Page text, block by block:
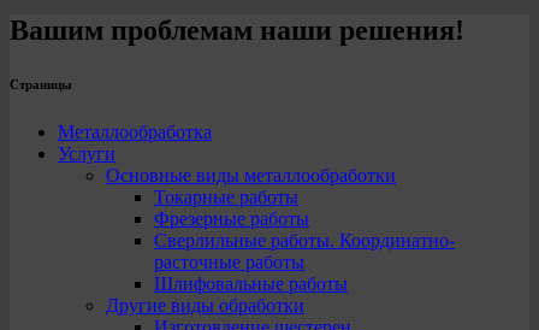
Вашим проблемам наши решения!
Страницы
Металлообработка
Услуги
Основные виды металлообработки
Токарные работы
Фрезерные работы
Сверлильные работы. Координатно-
расточные работы
Шлифовальные работы
Другие виды обработки